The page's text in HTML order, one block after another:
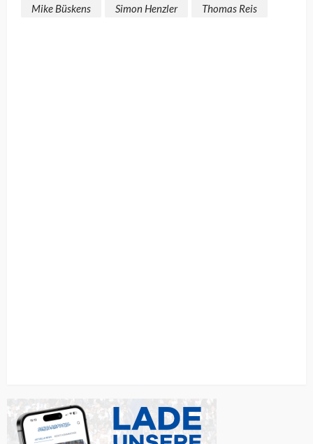
Mike Büskens
Simon Henzler Thomas Reis